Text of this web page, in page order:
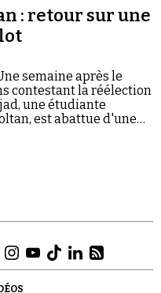
: retour sur une
semaine après le
contestant la réélection
une étudiante
est abattue d'une